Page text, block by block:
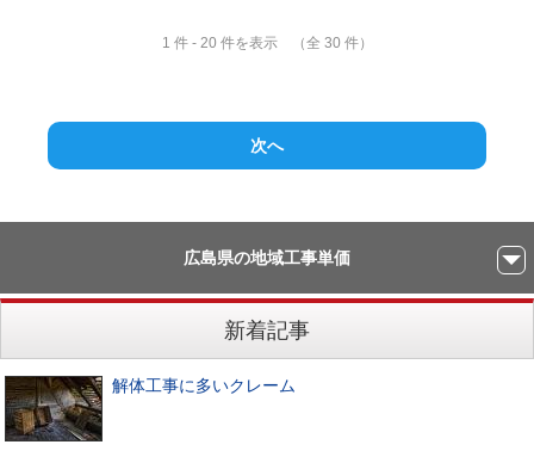
1 件 - 20 件を表示 （全 30 件）
次へ
広島県の地域工事単価
新着記事
解体工事に多いクレーム